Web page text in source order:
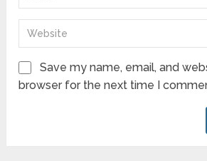
Save my name, email, and
browser for the next time I